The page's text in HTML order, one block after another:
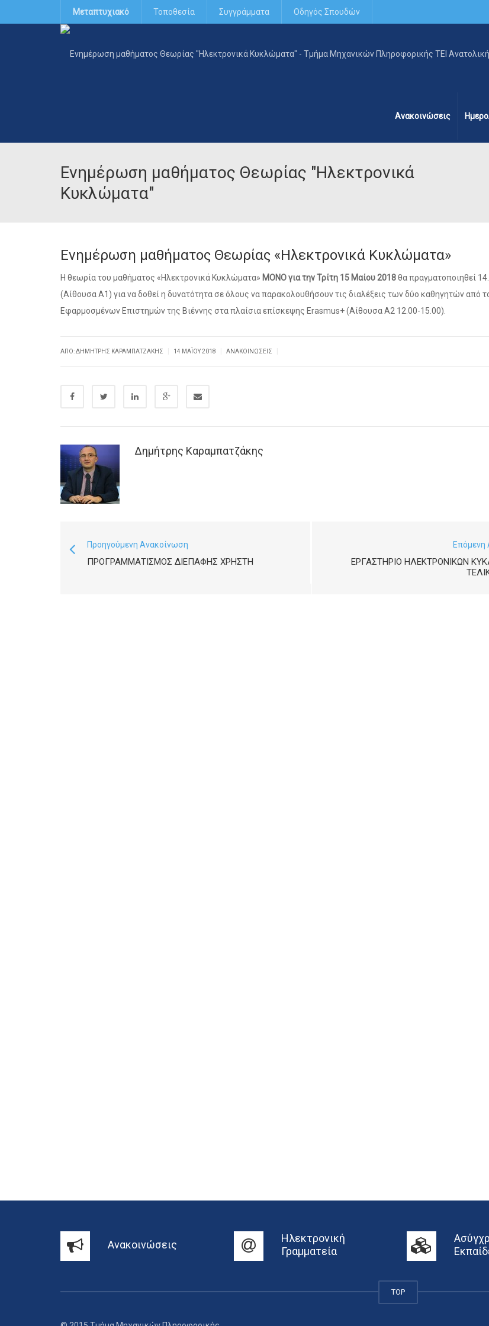
Μεταπτυχιακό Τοποθεσία Συγγράμματα Οδηγός Σπουδών
Ανακοινώσεις
Ενημέρωση μαθήματος Θεωρίας "Ηλεκτρονικά
Κυκλώματα"
Ενημέρωση μαθήματος Θεωρίας «Ηλεκτρονικά Κυκλώματα»
Η θεωρία του μαθήματος «Ηλεκτρονικά Κυκλώματα» ΜΟΝΟ για την Τρίτη 15 Μαίου 2018θα πραγματοποιηθεί
(Αίθουσα Α1) για να δοθεί η δυνατότητα σε όλους να παρακολουθήσουν τις διαλέξεις των δύο καθηγητών από
Εφαρμοσμένων Επιστημών της Βιέννης στα πλαίσια επίσκεψης Erasmus+ (Αίθουσα Α2 12.00-15.00).
ΑΠΌ: ΔΗΜΉΤΡΗΣ ΚΑΡΑΜΠΑΤΖΆΚΗΣ 14 ΜΑΪ́ΟΥ 2018 ΑΝΑΚΟΙΝΏΣΕΙΣ
Δημήτρης Καραμπατζάκης
Προηγούμενη Ανακοίνωση
ΠΡΟΓΡΑΜΜΑΤΙΣΜΌΣ ΔΙΕΠΑΦΉΣ ΧΡΉΣΤΗ
Επόμενη
ΕΡΓΑΣΤΉΡΙΟ ΗΛΕΚΤΡΟΝΙΚΏΝ
Ανακοινώσεις
Ηλεκτρονική
Γραμματεία
TOP